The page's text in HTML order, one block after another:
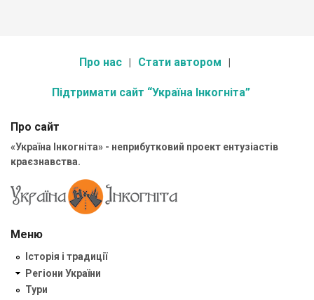
Про нас Стати автором
Підтримати сайт “Україна Інкогніта”
Про сайт
«Україна Інкогніта» - неприбутковий проект ентузіастів
краєзнавства.
Меню
Історія і традиції
Регіони України
Тури